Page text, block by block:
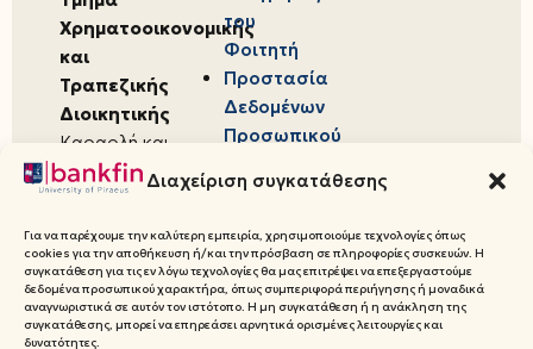
Διαχείριση συγκατάθεσης
Για να παρέχουμε την καλύτερη εμπειρία, χρησιμοποιούμε τεχνολογίες όπως
cookies για την αποθήκευση ή/και την πρόσβαση σε πληροφορίες συσκευών. Η
συγκατάθεση για τις εν λόγω τεχνολογίες θα μας επιτρέψει να επεξεργαστούμε
δεδομένα προσωπικού χαρακτήρα, όπως συμπεριφορά περιήγησης ή μοναδικά
αναγνωριστικά σε αυτόν τον ιστότοπο. Η μη συγκατάθεση ή η ανάκληση της
συγκατάθεσης, μπορεί να επηρεάσει αρνητικά ορισμένες λειτουργίες και
δυνατότητες.
Χρηματοοικονομικής
και
Τραπεζικής
Διοικητικής
Καραολή και
Δημητρίου 80,
18534,
Πειραιάς
του
Φοιτητή
Προστασία
Δεδομένων
Προσωπικού
© 2026 Πανεπιστήμιο Πειραιώς,